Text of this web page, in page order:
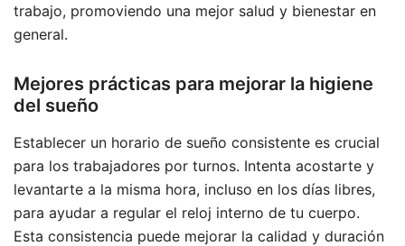
trabajo, promoviendo una mejor salud y bienestar en
general.
Mejores prácticas para mejorar la higiene
del sueño
Establecer un horario de sueño consistente es crucial
para los trabajadores por turnos. Intenta acostarte y
levantarte a la misma hora, incluso en los días libres,
para ayudar a regular el reloj interno de tu cuerpo.
Esta consistencia puede mejorar la calidad y duración